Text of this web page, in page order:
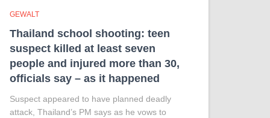
GEWALT
Thailand school shooting: teen
suspect killed at least seven
people and injured more than 30,
officials say – as it happened
Suspect appeared to have planned deadly
attack, Thailand’s PM says as he vows to